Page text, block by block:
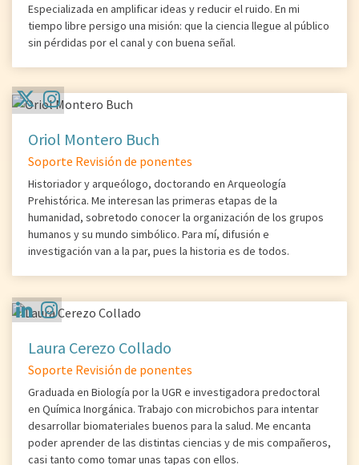
Especializada en amplificar ideas y reducir el ruido. En mi
tiempo libre persigo una misión: que la ciencia llegue al público
sin pérdidas por el canal y con buena señal.
Oriol Montero Buch
Soporte Revisión de ponentes
Historiador y arqueólogo, doctorando en Arqueología
Prehistórica. Me interesan las primeras etapas de la
humanidad, sobretodo conocer la organización de los grupos
humanos y su mundo simbólico. Para mí, difusión e
investigación van a la par, pues la historia es de todos.
Laura Cerezo Collado
Soporte Revisión de ponentes
Graduada en Biología por la UGR e investigadora predoctoral
en Química Inorgánica. Trabajo con microbichos para intentar
desarrollar biomateriales buenos para la salud. Me encanta
poder aprender de las distintas ciencias y de mis compañeros,
casi tanto como tomar unas tapas con ellos.